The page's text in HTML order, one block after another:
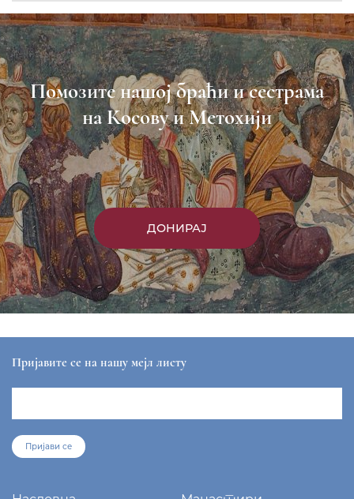
Помозите нашој браћи и сестрама
на Косову и Метохији
ДОНИРАЈ
Пријавите се на нашу мејл листу
Пријави се